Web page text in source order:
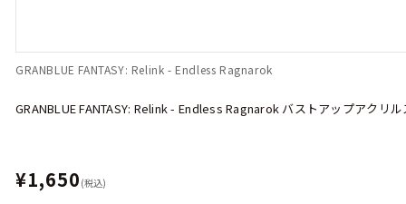
GRANBLUE FANTASY: Relink - Endless Ragnarok
GRANBLUE FANTASY: Relink - Endless Ragnarok バストアップアクリ
¥1,650 (税込)